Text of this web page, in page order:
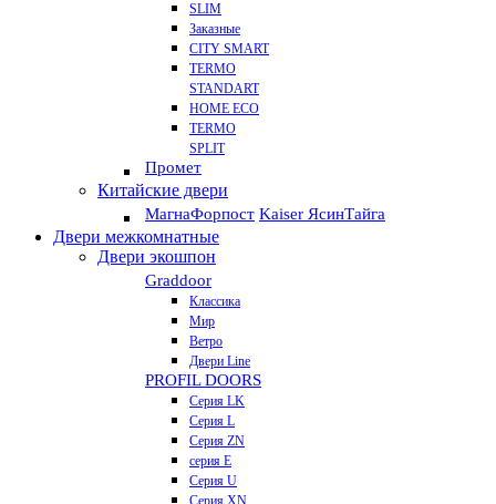
SLIM
Заказные
CITY SMART
TERMO
STANDART
HOME ECO
ТЕRМО
SPLIT
Промет
Китайские двери
МагнаФорпост Kaiser ЯсинТайга
Двери межкомнатные
Двери экошпон
Graddoor
Классика
Мир
Ветро
Двери Line
PROFIL DOORS
Серия LK
Серия L
Серия ZN
серия E
Серия U
Серия XN